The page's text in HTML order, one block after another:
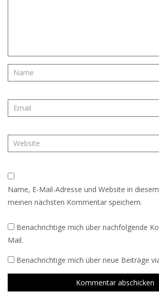
Name, E-Mail-Adresse und Website in
meinen nächsten Kommentar speichern.
Benachrichtige mich über nachfolgende
Mail.
Benachrichtige mich über neue Beiträge